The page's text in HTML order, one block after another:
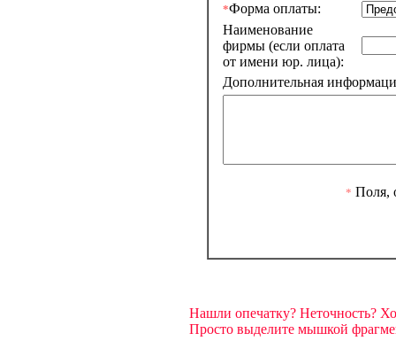
*Форма оплаты:
Наименование
фирмы (если оплата
от имени юр. лица):
Дополнительная
* Поля,
Нашли опечатку? Неточность?
Просто выделите мышкой